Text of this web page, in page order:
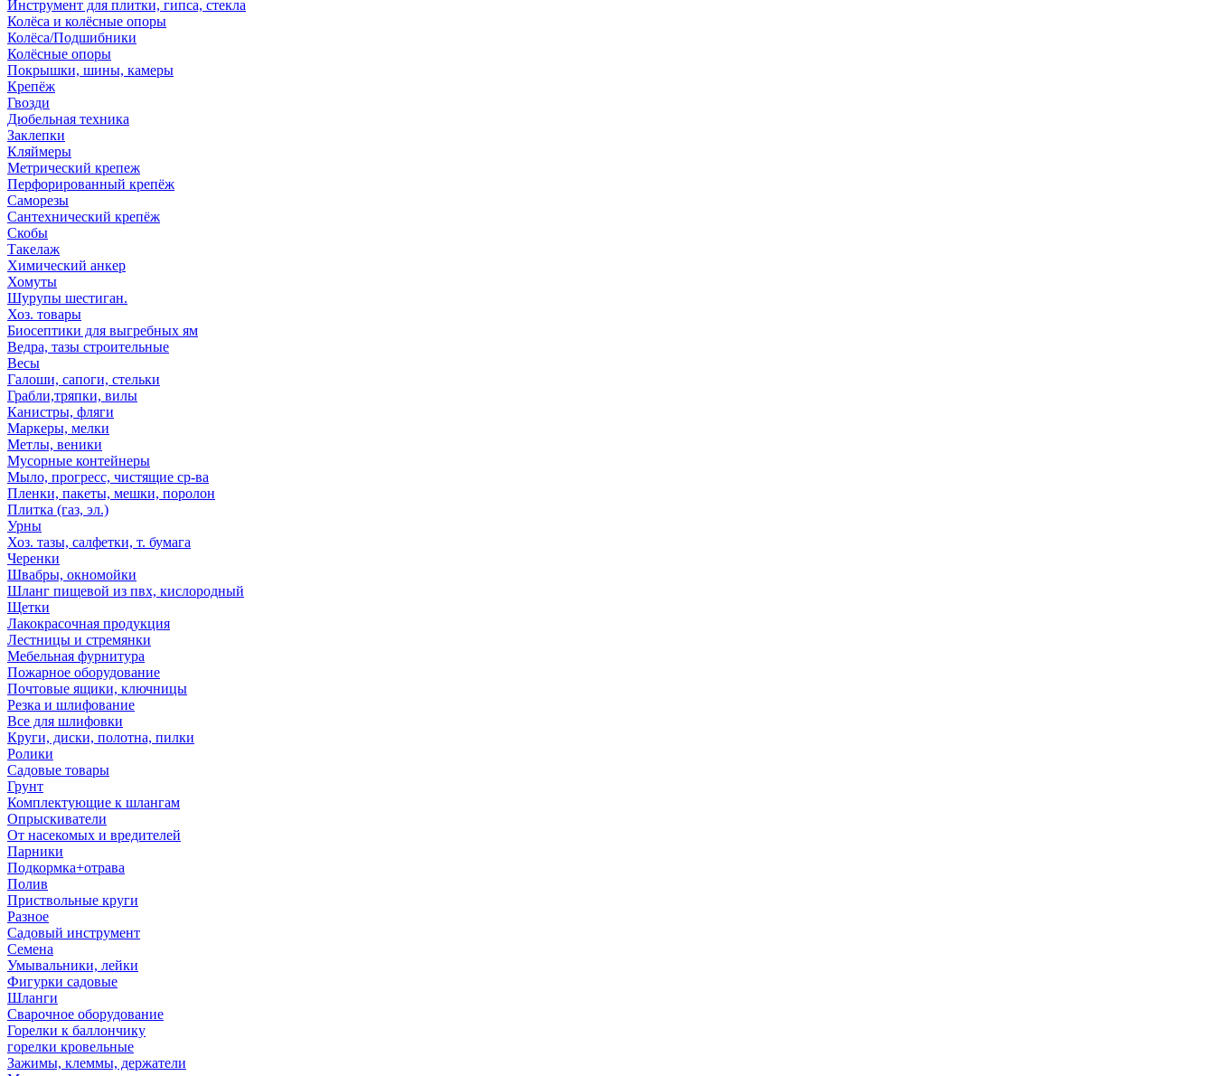
Инструмент для плитки, гипса, стекла
Колёса и колёсные опоры
Колёса/Подшибники
Колёсные опоры
Покрышки, шины, камеры
Крепёж
Гвозди
Дюбельная техника
Заклепки
Кляймеры
Метрический крепеж
Перфорированный крепёж
Саморезы
Сантехнический крепёж
Скобы
Такелаж
Химический анкер
Хомуты
Шурупы шестиган.
Хоз. товары
Биосептики для выгребных ям
Ведра, тазы строительные
Весы
Галоши, сапоги, стельки
Грабли,тряпки, вилы
Канистры, фляги
Маркеры, мелки
Метлы, веники
Мусорные контейнеры
Мыло, прогресс, чистящие ср-ва
Пленки, пакеты, мешки, поролон
Плитка (газ, эл.)
Урны
Хоз. тазы, салфетки, т. бумага
Черенки
Швабры, окномойки
Шланг пищевой из пвх, кислородный
Щетки
Лакокрасочная продукция
Лестницы и стремянки
Мебельная фурнитура
Пожарное оборудование
Почтовые ящики, ключницы
Резка и шлифование
Все для шлифовки
Круги, диски, полотна, пилки
Ролики
Садовые товары
Грунт
Комплектующие к шлангам
Опрыскиватели
От насекомых и вредителей
Парники
Подкормка+отрава
Полив
Приствольные круги
Разное
Садовый инструмент
Семена
Умывальники, лейки
Фигурки садовые
Шланги
Сварочное оборудование
Горелки к баллончику
горелки кровельные
Зажимы, клеммы, держатели